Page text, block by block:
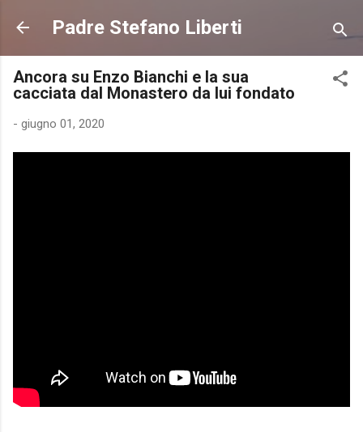
Passa ai contenuti principali
Padre Stefano Liberti
Ancora su Enzo Bianchi e la sua
cacciata dal Monastero da lui fondato
- giugno 01, 2020